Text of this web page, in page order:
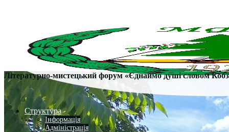
Структура
Інформація
Адміністрація
Літературно-мистецький форум «Єднаймо душі словом